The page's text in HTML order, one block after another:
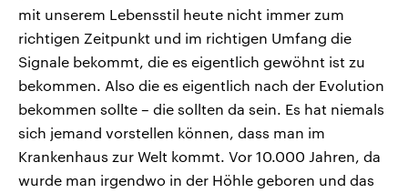
mit unserem Lebensstil heute nicht immer zum
richtigen Zeitpunkt und im richtigen Umfang die
Signale bekommt, die es eigentlich gewöhnt ist zu
bekommen. Also die es eigentlich nach der Evolution
bekommen sollte – die sollten da sein. Es hat niemals
sich jemand vorstellen können, dass man im
Krankenhaus zur Welt kommt. Vor 10.000 Jahren, da
wurde man irgendwo in der Höhle geboren und das